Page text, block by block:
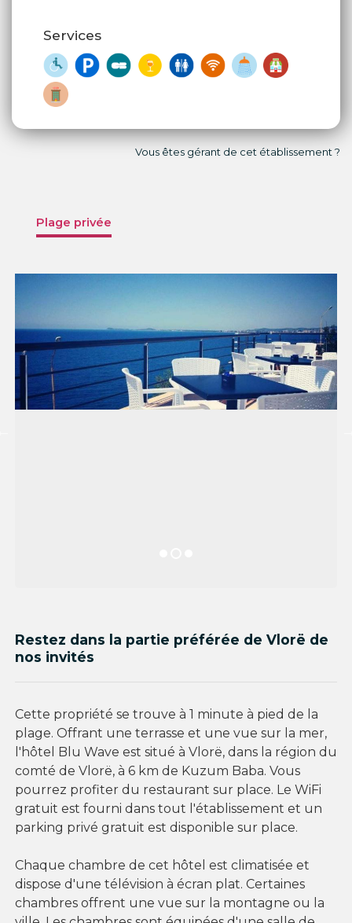
Services
Vous êtes gérant de cet établissement ?
Plage privée
Restez dans la partie préférée de Vlorë de
nos invités
Cette propriété se trouve à 1 minute à pied de la
plage. Offrant une terrasse et une vue sur la mer,
l'hôtel Blu Wave est situé à Vlorë, dans la région du
comté de Vlorë, à 6 km de Kuzum Baba. Vous
pourrez profiter du restaurant sur place. Le WiFi
gratuit est fourni dans tout l'établissement et un
parking privé gratuit est disponible sur place.
Chaque chambre de cet hôtel est climatisée et
dispose d'une télévision à écran plat. Certaines
chambres offrent une vue sur la montagne ou la